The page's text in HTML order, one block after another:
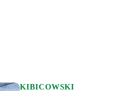
KIBICOWSKI